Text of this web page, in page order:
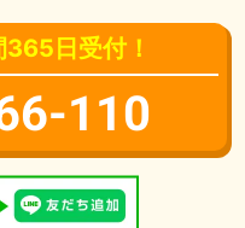
日受付！
110